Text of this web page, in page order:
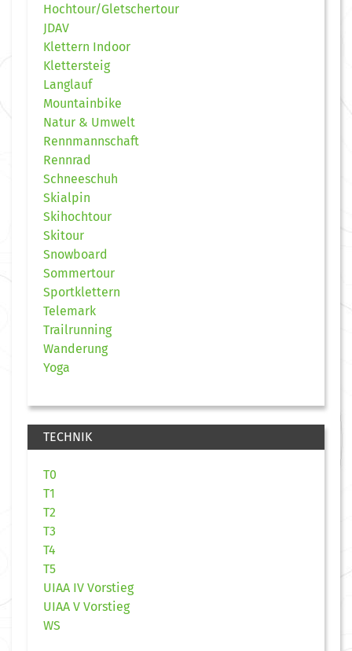
Hochtour/Gletschertour
JDAV
Klettern Indoor
Klettersteig
Langlauf
Mountainbike
Natur & Umwelt
Rennmannschaft
Rennrad
Schneeschuh
Skialpin
Skihochtour
Skitour
Snowboard
Sommertour
Sportklettern
Telemark
Trailrunning
Wanderung
Yoga
TECHNIK
T0
T1
T2
T3
T4
T5
UIAA IV Vorstieg
UIAA V Vorstieg
WS